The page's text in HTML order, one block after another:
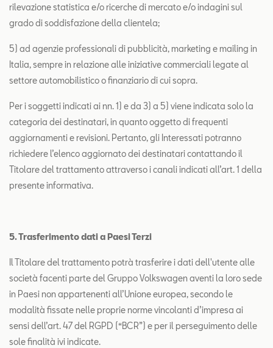
rilevazione statistica e/o ricerche di mercato e/o indagini sul
grado di soddisfazione della clientela;
5) ad agenzie professionali di pubblicità, marketing e mailing in
Italia, sempre in relazione alle iniziative commerciali legate al
settore automobilistico o finanziario di cui sopra.
Per i soggetti indicati ai nn. 1) e da 3) a 5) viene indicata solo la
categoria dei destinatari, in quanto oggetto di frequenti
aggiornamenti e revisioni. Pertanto, gli Interessati potranno
richiedere l’elenco aggiornato dei destinatari contattando il
Titolare del trattamento attraverso i canali indicati all’art. 1 della
presente informativa.
5. Trasferimento dati a Paesi Terzi
Il Titolare del trattamento potrà trasferire i dati dell'utente alle
società facenti parte del Gruppo Volkswagen aventi la loro sede
in Paesi non appartenenti all’Unione europea, secondo le
modalità fissate nelle proprie norme vincolanti d’impresa ai
sensi dell’art. 47 del RGPD (“BCR”) e per il perseguimento delle
sole finalità ivi indicate.